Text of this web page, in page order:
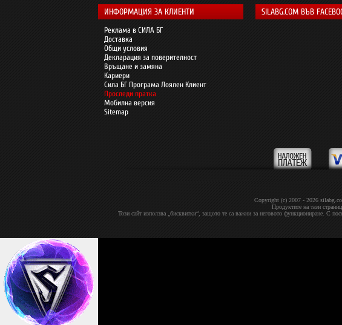
ИНФОРМАЦИЯ ЗА КЛИЕНТИ
Реклама в СИЛА БГ
Доставка
Общи условия
Декларация за поверителност
Връщане и замяна
Кариери
Сила БГ Програма Лоялен Клиент
Проследи пратка
Мобилна версия
Sitemap
SILABG.COM ВЪВ
Copyright (c) 2007 - 2026
Продуктите на тази
Този сайт използва „бисквитки“, защото те са важни за неговото функциониране. С